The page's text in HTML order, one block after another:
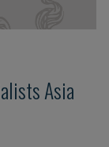
Asia